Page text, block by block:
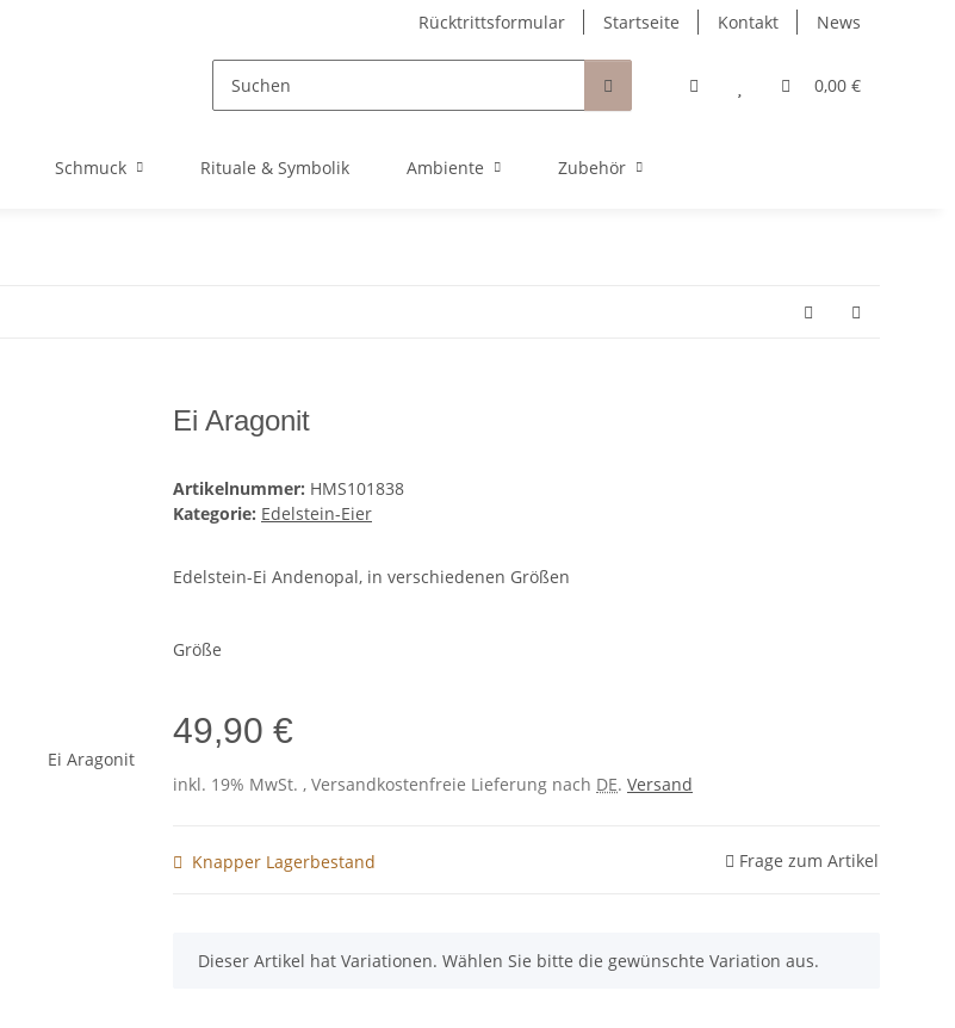
Rücktrittsformular Startseite Kontakt News
0,00 €
Schmuck Rituale & Symbolik Ambiente Zubehör
Ei Aragonit
Artikelnummer: HMS101838
Kategorie: Edelstein-Eier
Edelstein-Ei Andenopal, in verschiedenen Größen
Größe
49,90 €
inkl. 19% MwSt. , Versandkostenfreie Lieferung nach DE. Versand
Knapper Lagerbestand Frage zum Artikel
x
Dieser Artikel hat Variationen. Wählen Sie bitte die gewünschte Variation aus.